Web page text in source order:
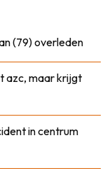
(79) overleden
azc, maar krijgt
in centrum